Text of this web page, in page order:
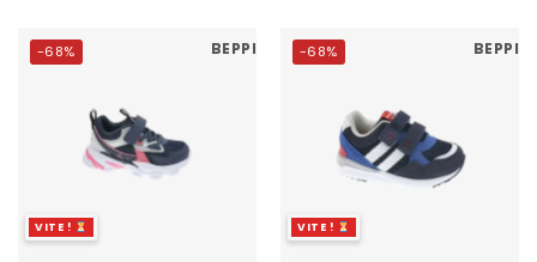
-68%
VITE !
BEPPI -68%
VITE !
BEPPI